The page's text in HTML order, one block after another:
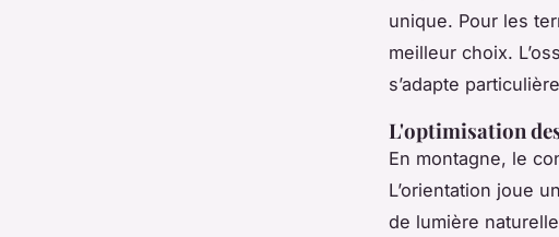
unique. Pour les
meilleur choix.
s’adapte
L'optimisation
En montagne, le
L’orientation joue
de lumière